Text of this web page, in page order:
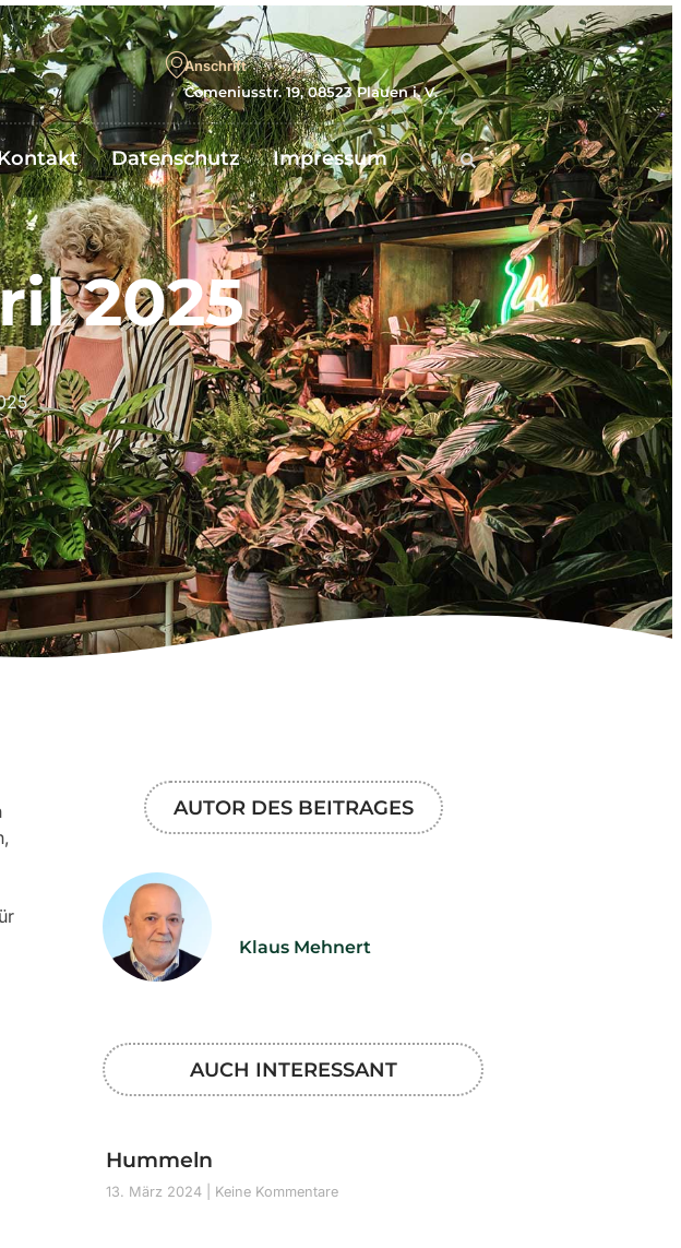
Anschrift
Comeniusstr. 19, 08523 Plauen i. V.
Datenschutz Impressum
2025
AUTOR DES BEITRAGES
Klaus Mehnert
AUCH INTERESSANT
Hummeln
13. März 2024 Keine Kommentare